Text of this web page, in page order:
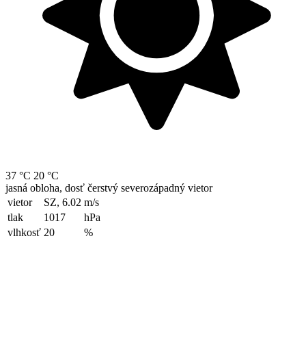
37 °C 20 °C
jasná obloha, dosť čerstvý severozápadný vietor
vietor
SZ, 6.02 m/s
tlak
1017
hPa
vlhkosť 20 %